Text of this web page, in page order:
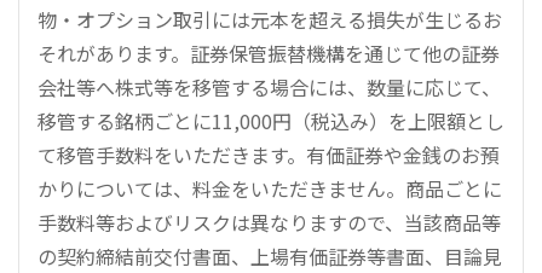
物・オプション取引には元本を超える損失が生じるお
それがあります。証券保管振替機構を通じて他の証券
会社等へ株式等を移管する場合には、数量に応じて、
移管する銘柄ごとに11,000円（税込み）を上限額とし
て移管手数料をいただきます。有価証券や金銭のお預
かりについては、料金をいただきません。商品ごとに
手数料等およびリスクは異なりますので、当該商品等
の契約締結前交付書面、上場有価証券等書面、目論見